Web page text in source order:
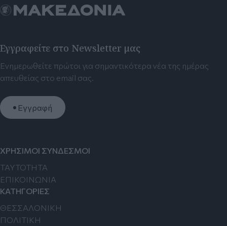
Εγγραφείτε στο Newsletter μας
Ενημερωθείτε πρώτοι για σημαντικότερα νέα της ημέρας
απευθείας στο email σας.
Εγγραφή
ΧΡΗΣΙΜΟΙ ΣΥΝΔΕΣΜΟΙ
TAYTOTHTA
ΕΠΙΚΟΙΝΩΝΙΑ
ΚΑΤΗΓΟΡΙΕΣ
ΘΕΣΣΑΛΟΝΙΚΗ
ΠΟΛΙΤΙΚΗ